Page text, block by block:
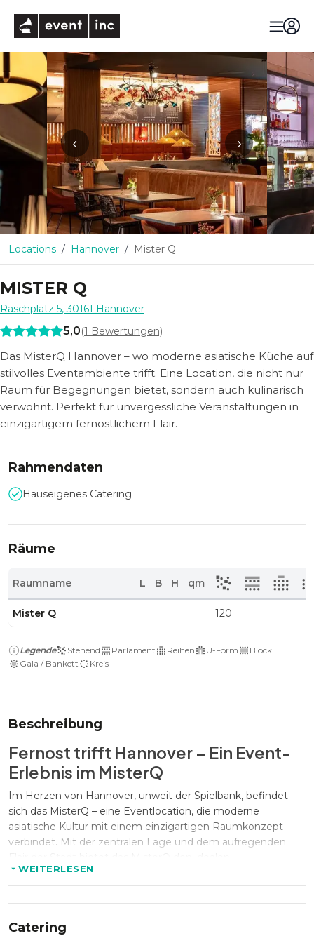
‹ ›
Locations Hannover Mister Q
MISTER Q
Raschplatz 5,30161 Hannover
5,0(1 Bewertungen)
Das MisterQ Hannover – wo moderne asiatische Küche auf
stilvolles Eventambiente trifft. Eine Location, die nicht nur
Raum für Begegnungen bietet, sondern auch kulinarisch
verwöhnt. Perfekt für unvergessliche Veranstaltungen in
einzigartigem fernöstlichem Flair.
Rahmendaten
Hauseigenes Catering
Räume
Raumname L B H qm
Mister Q 120
Legende Stehend Parlament Reihen U-Form
Block
Gala / Bankett
Kreis
Beschreibung
Fernost trifft Hannover – Ein Event-
Erlebnis im MisterQ
Im Herzen von Hannover, unweit der Spielbank, befindet
sich das MisterQ – eine Eventlocation, die moderne
asiatische Kultur mit einem einzigartigen Raumkonzept
verbindet. Mit der zentralen Lage und dem aufregenden
Ausgangspunkt für geschäftliche und private
Veranstaltungen, die gleichzeitig ein authentisches,
fernöstliches Ambiente genießen wollen.
WEITERLESEN
Catering